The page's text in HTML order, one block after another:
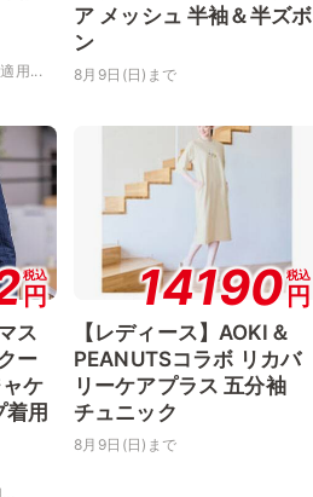
用...
ア メッシュ 半袖＆半ズボ
ン
8月9日(日)まで
税込
円
ス
ー
ケ
用
14190税込
円
【レディース】AOKI＆
PEANUTSコラボ リカバ
リーケアプラス 五分袖
チュニック
8月9日(日)まで